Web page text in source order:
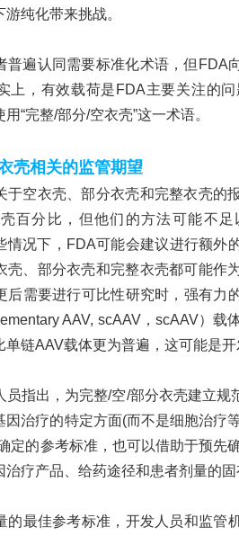
纯化带来挑战。
普遍认同需要标准化术语，但 FDA
上，有效载荷是FDA主要关注的
“完整/部分/空衣壳”这一术语。
壳相关的监管期望
于空衣壳、部分衣壳和完整衣壳的
百分比，但他们的方法可能不
情况下，FDA可能会建议进行额外
壳、部分衣壳和完整衣壳都可能作
后需要进行可比性研究时，强有力
AAV, scAAV，scAAV）
单链AAV载体更为普遍，这可能是开
员指出，为完整/空/部分衣壳建立规
因治疗的特定方面(而不是细胞治疗
定的参考标准，也可以借助于预先
疗产品、给药途径和患者剂量的固
的最佳参考标准，开发人员和监管